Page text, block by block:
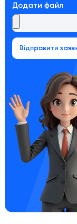
Додати файл
Відправити